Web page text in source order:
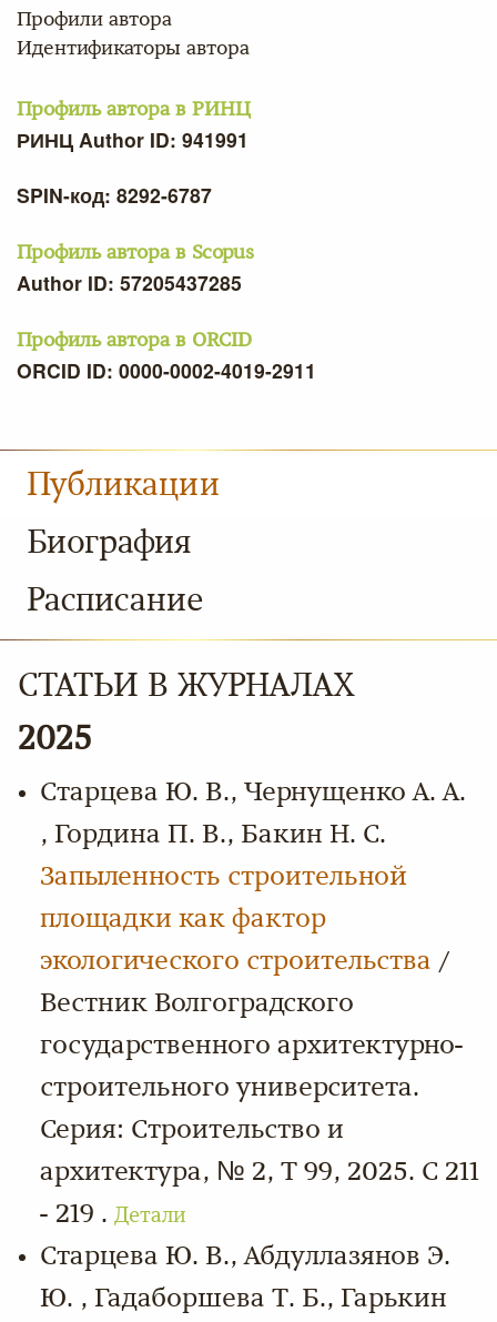
Профили автора
Идентификаторы автора
Профиль автора в РИНЦ
РИНЦ Author ID: 941991
SPIN-код: 8292-6787
Профиль автора в Scopus
Author ID: 57205437285
Профиль автора в ORCID
ORCID ID: 0000-0002-4019-2911
Публикации
Биография
Расписание
СТАТЬИ В ЖУРНАЛАХ
2025
Старцева Ю. В., Чернущенко А. А.
, Гордина П. В., Бакин Н. С.
Запыленность строительной
площадки как фактор
экологического строительства /
Вестник Волгоградского
государственного архитектурно-
строительного университета.
Серия: Строительство и
архитектура, № 2, Т 99, 2025. С 211
- 219 . Детали
Старцева Ю. В., Абдуллазянов Э.
Ю. , Гадаборшева Т. Б., Гарькин